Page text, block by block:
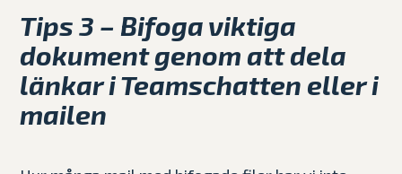
Tips 3 – Bifoga viktiga
dokument genom att dela
länkar i Teamschatten eller i
mailen